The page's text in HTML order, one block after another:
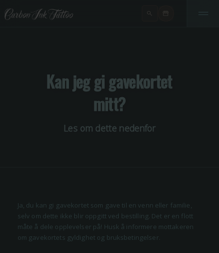
Kan jeg gi gavekortet
mitt?
Les om dette nedenfor
Ja, du kan gi gavekortet som gave til en venn eller familie,
selv om dette ikke blir oppgitt ved bestilling. Det er en flott
måte å dele opplevelser på! Husk å informere mottakeren
om gavekortets gyldighet og bruksbetingelser.